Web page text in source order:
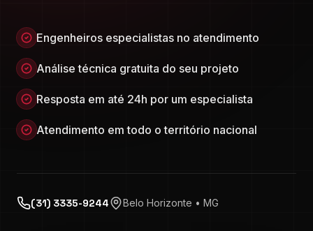
Engenheiros especialistas no atendimento
Análise técnica gratuita do seu projeto
Resposta em até 24h por um especialista
Atendimento em todo o território nacional
(31) 3335-9244 Belo Horizonte • MG